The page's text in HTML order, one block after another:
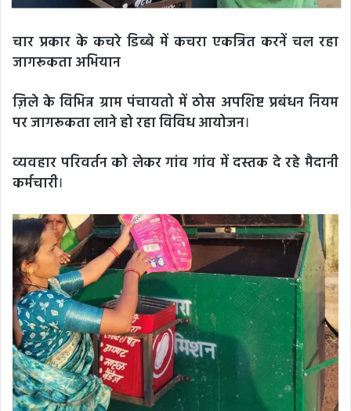
चार प्रकार के कचरे डिब्बे में कचरा एकत्रित करनें चल रहा
जागरूकता अभियान
ज़िले के विभिन्न ग्राम पंचायतो में ठोस अपशिष्ट प्रबंधन नियम
पर जागरूकता लाने हो रहा विविध आयोजन।
व्यवहार परिवर्तन को लेकर गांव गांव में दस्तक दे रहे मैदानी
कर्मचारी।